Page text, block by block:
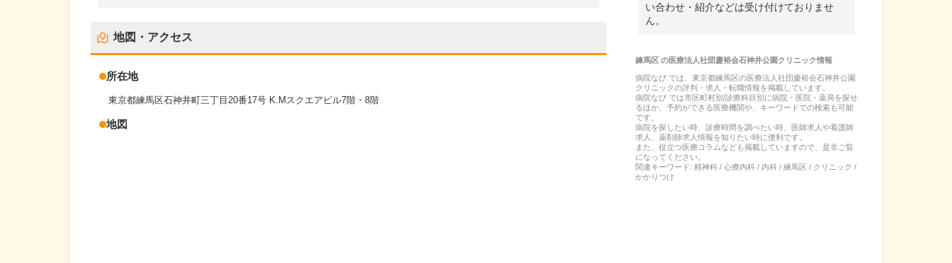
地図・アクセス
所在地
東京都練馬区石神井町三丁目20番17号 K.Mスクエアビル7階・8階
地図
い合わせ・紹介などは受け付けておりませ
ん。
練馬区の医療法人社団慶裕会石神井公園クリニック情報
病院なび では、 東京都練馬区の医療法人社団慶裕会石神井公園
クリニックの評判・求人・転職情報を掲載しています。
病院なび では市区町村別/診療科目別に病院・医院・薬局を探せ
るほか、予約ができる医療機関や、キーワードでの検索も可能
です。
病院を探したい時、診療時間を調べたい時、医師求人や看護師
求人、薬剤師求人情報を知りたい時に便利です。
また、役立つ医療コラムなども掲載していますので、是非ご覧
になってください。
関連キーワード: 精神科 / 心療内科 / 内科 / 練馬区 / クリニック /
かかりつけ